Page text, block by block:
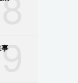
9